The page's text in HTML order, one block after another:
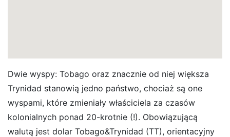
Dwie wyspy: Tobago oraz znacznie od niej większa
Trynidad stanowią jedno państwo, chociaż są one
wyspami, które zmieniały właściciela za czasów
kolonialnych ponad 20-krotnie (!). Obowiązującą
walutą jest dolar Tobago&Trynidad (TT), orientacyjny